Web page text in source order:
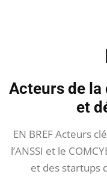
Acteurs de
et
EN BREF Acteurs
l’ANSSI et le
et des startups